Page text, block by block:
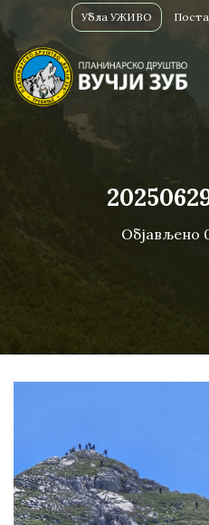
Убла УЖИВО
Објављено